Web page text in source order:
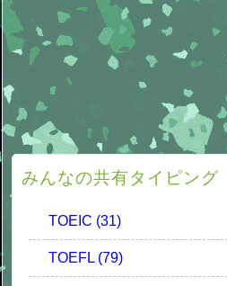
みんなの共有タイピング
TOEIC (31)
TOEFL (79)